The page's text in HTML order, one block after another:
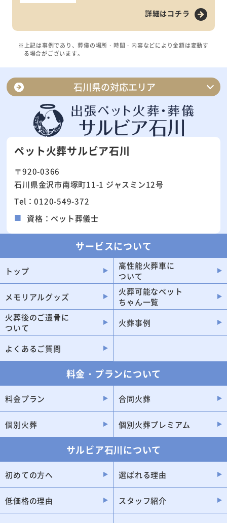
詳細はコチラ
※上記は事例であり、葬儀の場所・時間・内容などにより金額は変動す
る場合がございます。
石川県の対応エリア
金沢市
白山市
小松市
加賀市
七尾市
野々市市
能美市
輪島市
羽咋市
内灘町
中能登町
宝達志水町
穴水町
ペット火葬サルビア石川
〒920-0366
石川県金沢市南塚町11-1 ジャスミン12号
Tel：0120-549-372
資格：ペット葬儀士
サービスについて
トップ
高性能火葬車に
ついて
メモリアルグッズ
火葬可能なペット
ちゃん一覧
火葬後のご遺骨に
ついて
火葬事例
よくあるご質問
料金・プランについて
料金プラン 合同火葬
個別火葬 個別火葬プレミアム
サルビア石川について
初めての方へ 選ばれる理由
低価格の理由 スタッフ紹介